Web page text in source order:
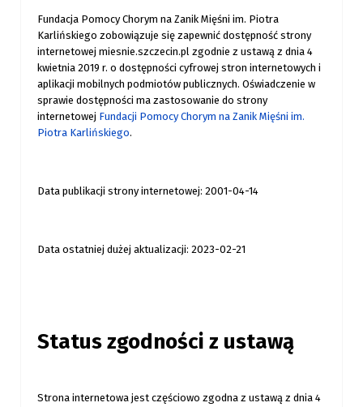
Fundacja Pomocy Chorym na Zanik Mięśni im. Piotra
Karlińskiego zobowiązuje się zapewnić dostępność strony
internetowej miesnie.szczecin.pl zgodnie z ustawą z dnia 4
kwietnia 2019 r. o dostępności cyfrowej stron internetowych i
aplikacji mobilnych podmiotów publicznych. Oświadczenie w
sprawie dostępności ma zastosowanie do strony
internetowej Fundacji Pomocy Chorym na Zanik Mięśni im.
Piotra Karlińskiego.
Data publikacji strony internetowej: 2001-04-14
Data ostatniej dużej aktualizacji: 2023-02-21
Status zgodności z ustawą
Strona internetowa jest częściowo zgodna z ustawą z dnia 4